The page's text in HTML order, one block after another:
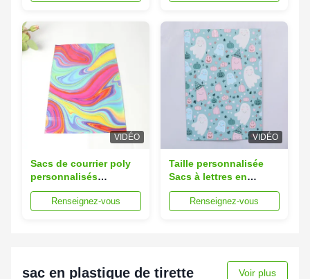
VIDÉO
Sacs de courrier poly
personnalisés
enveloppes
écologiques de 2,3 à 3
Renseignez-vous
VIDÉO
Taille personnalisée
Sacs à lettres en
plastique poly imprimé
Adapté maximum
Renseignez-vous
sac en plastique de tirette Voir plus